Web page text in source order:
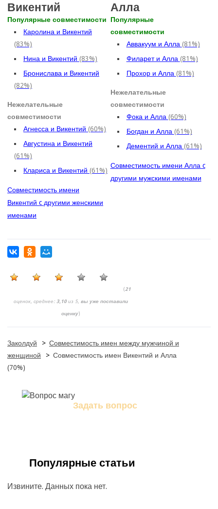
Викентий
Популярные совместимости
Каролина и Викентий
(83%)
Нина и Викентий (83%)
Бронислава и Викентий
(82%)
Нежелательные
совместимости
Агнесса и Викентий (60%)
Августина и Викентий
(61%)
Клариса и Викентий (61%)
Совместимость имени
Викентий c другими женскими
именами
Алла
Популярные
совместимости
Аввакуум и Алла (81%)
Филарет и Алла (81%)
Прохор и Алла (81%)
Нежелательные
совместимости
Фока и Алла (60%)
Богдан и Алла (61%)
Дементий и Алла (61%)
Совместимость имени Алла c
другими мужскими именами
(21
оценок, среднее: 3,10из 5, вы уже поставили
оценку)
Заколдуй > Совместимость имен между мужчиной и
женщиной
> Совместимость имен Викентий и Алла
(70%)
Задать вопрос
Популярные статьи
Извините. Данных пока нет.